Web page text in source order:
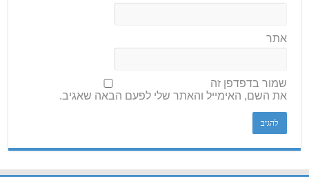
אתר
שמור בדפדפן זה
את השם, האימייל והאתר שלי לפעם הבאה שאגיב.